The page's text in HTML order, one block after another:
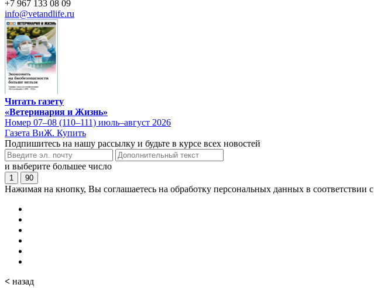
+7 967 133 08 09
info@vetandlife.ru
Читать газету
«Ветеринария и Жизнь»
Номер 07–08 (110–111) июль–август 2026
Газета ВиЖ. Купить
Подпишитесь на нашу рассылку и будьте в курсе всех новостей
и выберите большее число
1 90
Нажимая на кнопку, Вы соглашаетесь на обработку персональных данных в соответствии с
< назад